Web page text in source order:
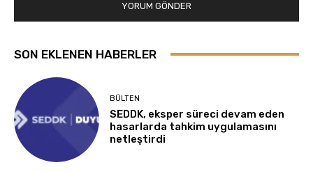
SON EKLENEN HABERLER
BÜLTEN
SEDDK, eksper süreci devam eden
hasarlarda tahkim uygulamasını
netleştirdi